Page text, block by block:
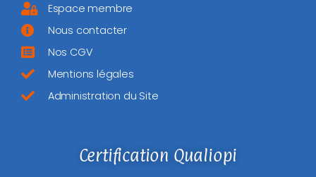
Espace membre
Nous contacter
Nos CGV
Mentions légales
Administration du Site
Certification Qualiopi